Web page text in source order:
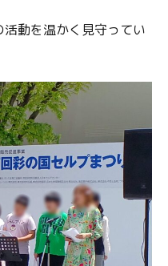
動を温かく見守ってい